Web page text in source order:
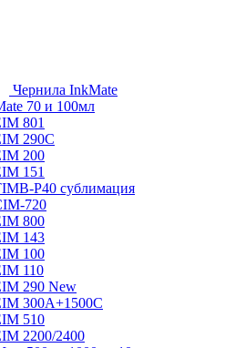
Чернила InkMate
70 и 100мл
801
290C
200
151
P40 сублимация
720
800
143
100
110
290 New
300А+1500С
510
2200/2400